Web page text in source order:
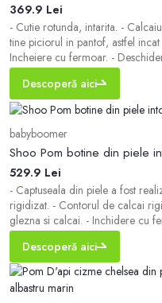
369.9 Lei
- Cutie rotunda, intarita. -
tine piciorul in pantof, astfel
Incheiere cu fermoar. -
pantofilor. - Brantul din piele
frecarea, abraziunile si aparitia
Descoperă aici
babyboomer
Shoo Pom botine din piele
529.9 Lei
- Captuseala din piele a fost
rigidizat. - Contorul de calcai
glezna si calcai. - Inchidere cu
exterioara din cauciuc este
moale si flexibila ofera libertate
Descoperă aici